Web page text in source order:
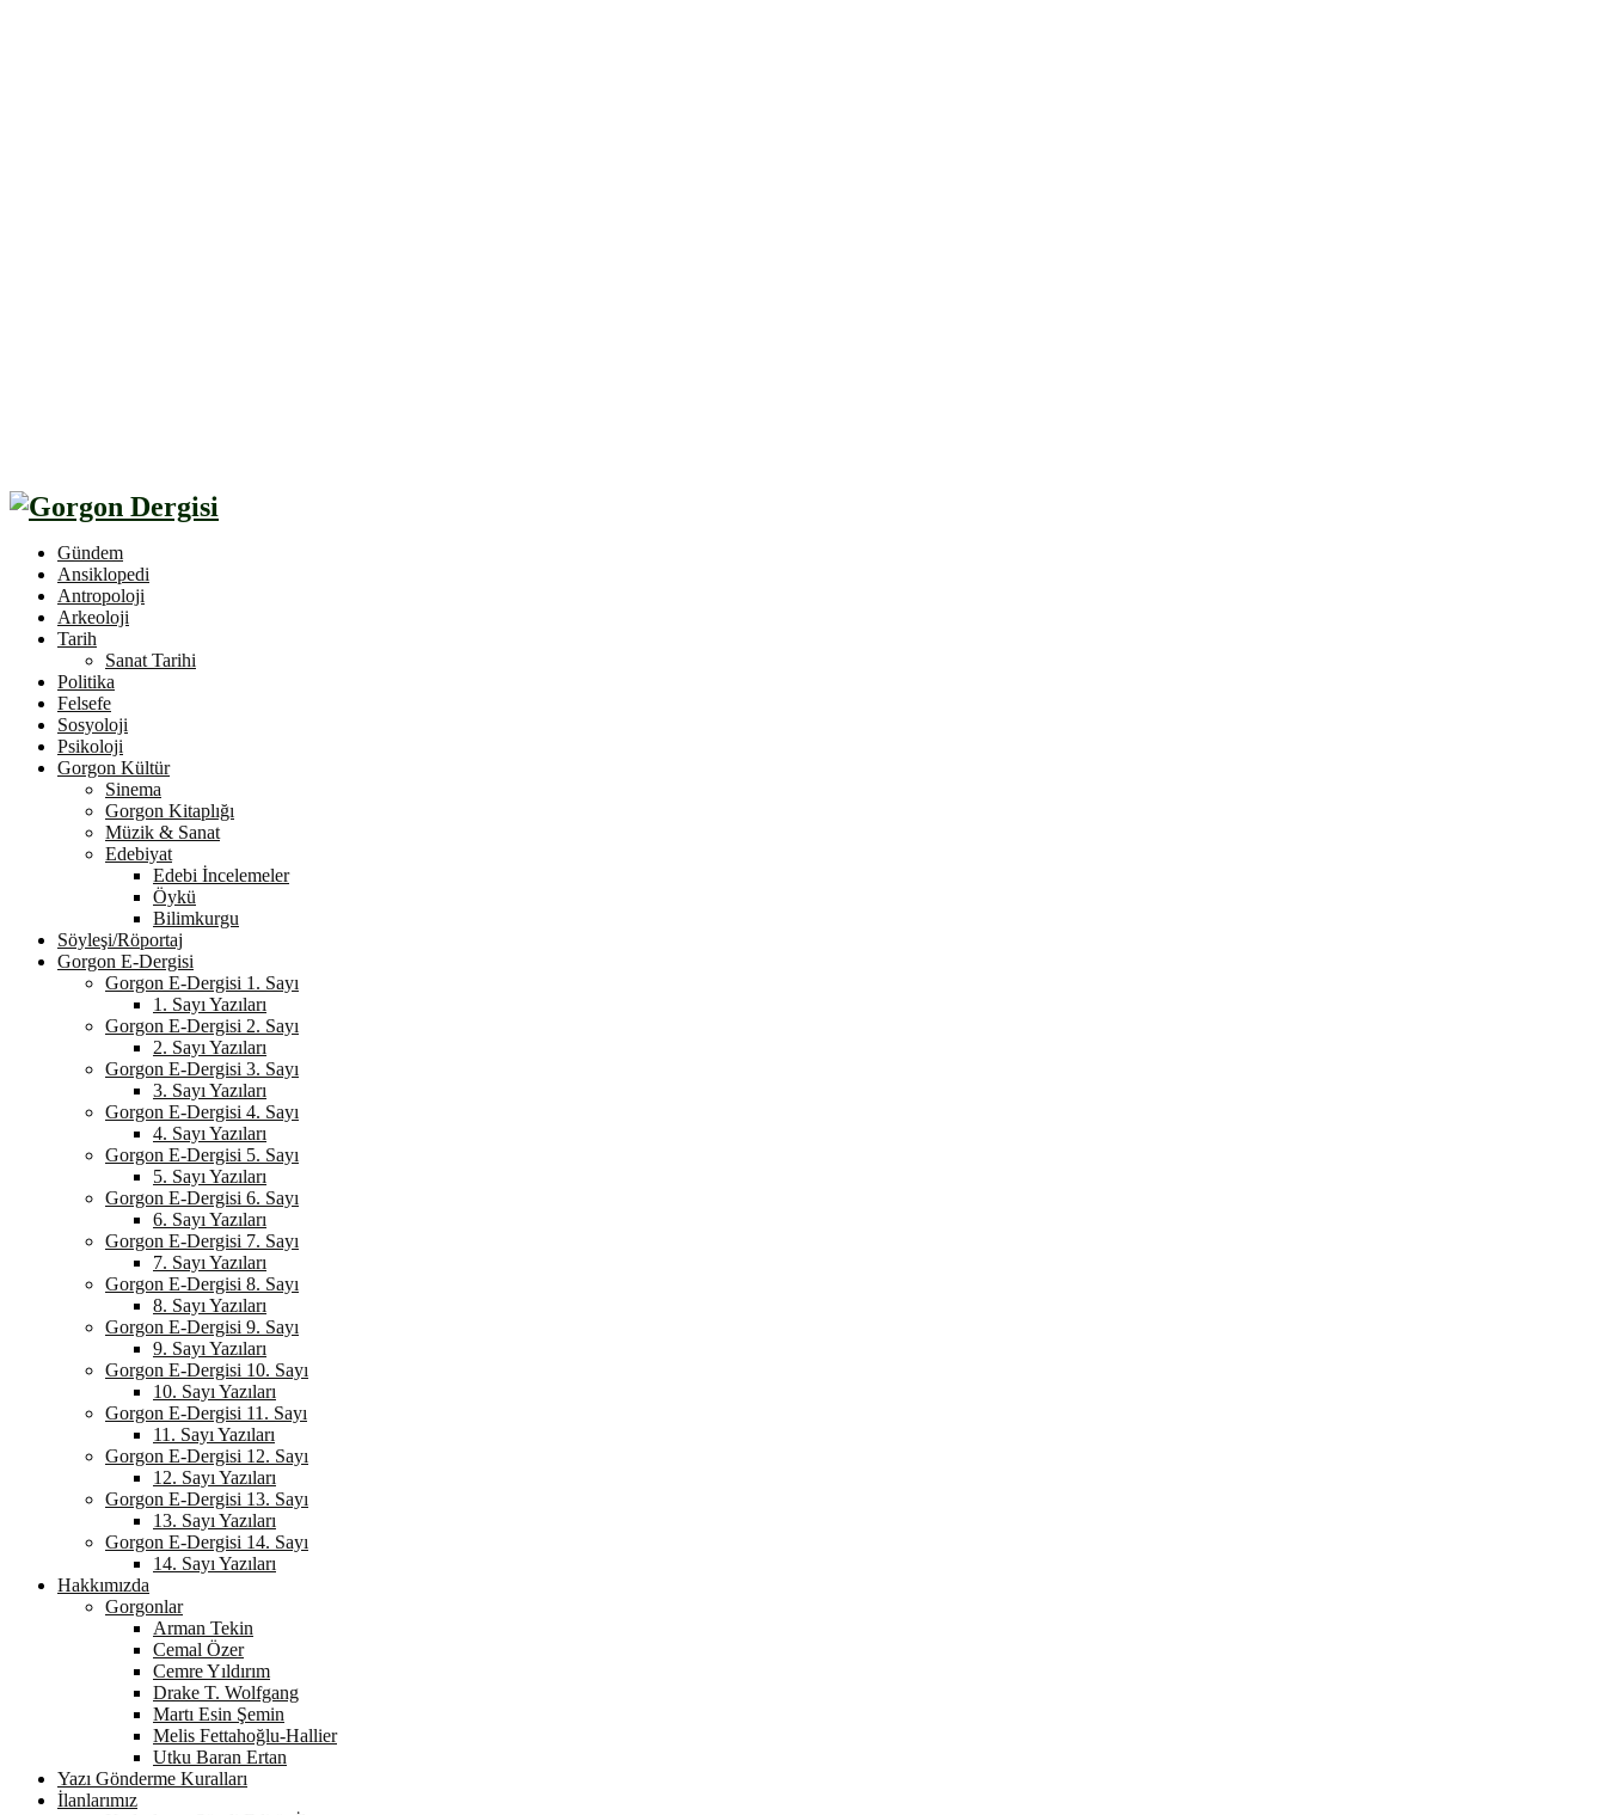
Gündem
Ansiklopedi
Antropoloji
Arkeoloji
Tarih
Sanat Tarihi
Politika
Felsefe
Sosyoloji
Psikoloji
Gorgon Kültür
Sinema
Gorgon Kitaplığı
Müzik & Sanat
Edebiyat
Edebi İncelemeler
Öykü
Bilimkurgu
Söyleşi/Röportaj
Gorgon E-Dergisi
Gorgon E-Dergisi 1. Sayı
1. Sayı Yazıları
Gorgon E-Dergisi 2. Sayı
2. Sayı Yazıları
Gorgon E-Dergisi 3. Sayı
3. Sayı Yazıları
Gorgon E-Dergisi 4. Sayı
4. Sayı Yazıları
Gorgon E-Dergisi 5. Sayı
5. Sayı Yazıları
Gorgon E-Dergisi 6. Sayı
6. Sayı Yazıları
Gorgon E-Dergisi 7. Sayı
7. Sayı Yazıları
Gorgon E-Dergisi 8. Sayı
8. Sayı Yazıları
Gorgon E-Dergisi 9. Sayı
9. Sayı Yazıları
Gorgon E-Dergisi 10. Sayı
10. Sayı Yazıları
Gorgon E-Dergisi 11. Sayı
11. Sayı Yazıları
Gorgon E-Dergisi 12. Sayı
12. Sayı Yazıları
Gorgon E-Dergisi 13. Sayı
13. Sayı Yazıları
Gorgon E-Dergisi 14. Sayı
14. Sayı Yazıları
Hakkımızda
Gorgonlar
Arman Tekin
Cemal Özer
Cemre Yıldırım
Drake T. Wolfgang
Martı Esin Şemin
Melis Fettahoğlu-Hallier
Utku Baran Ertan
Yazı Gönderme Kuralları
İlanlarımız